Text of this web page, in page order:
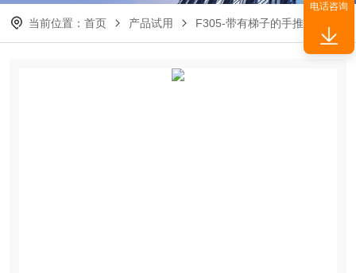
当前位置： 首页 产品试用 F305-带有梯子的手推车
电话咨询